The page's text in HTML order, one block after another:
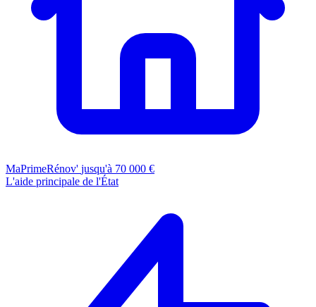
MaPrimeRénov' jusqu'à 70 000 €
L'aide principale de l'État